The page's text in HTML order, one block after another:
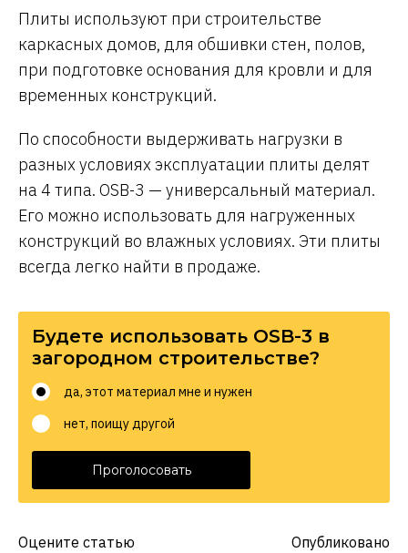
Плиты используют при строительстве
каркасных домов, для обшивки стен, полов,
при подготовке основания для кровли и для
временных конструкций.
По способности выдерживать нагрузки в
разных условиях эксплуатации плиты делят
на 4 типа. OSB-3 — универсальный материал.
Его можно использовать для нагруженных
конструкций во влажных условиях. Эти плиты
всегда легко найти в продаже.
Будете использовать OSB-3 в
загородном строительстве?
да, этот материал мне и нужен
нет, поищу другой
Проголосовать
Оцените статью
Опубликовано